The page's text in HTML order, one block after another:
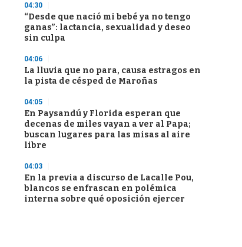
04:30
“Desde que nació mi bebé ya no tengo
ganas”: lactancia, sexualidad y deseo
sin culpa
04:06
La lluvia que no para, causa estragos en
la pista de césped de Maroñas
04:05
En Paysandú y Florida esperan que
decenas de miles vayan a ver al Papa;
buscan lugares para las misas al aire
libre
04:03
En la previa a discurso de Lacalle Pou,
blancos se enfrascan en polémica
interna sobre qué oposición ejercer